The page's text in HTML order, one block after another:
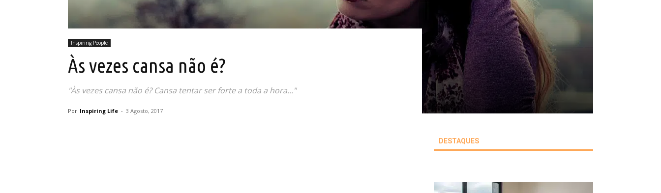
Inspiring People
Às vezes cansa não é?
"Às vezes cansa não é? Cansa tentar ser forte a toda a hora..."
Por Inspiring Life - 3 Agosto, 2017
DESTAQUES